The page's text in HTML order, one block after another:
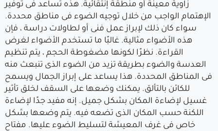
زاوية معينة أو منطقة إنتقائية. هذه تساعد فى توفير
الإهتمام الواجب من خلال توجيه الضوء فى مناطق محددة.
سواء كان ذلك لإبراز عمل فنى أو لطاولات دراسة ، فإن
هذه الأضواء مثالية. غالبًا ما تستخدم الأضواء لغرض
القراءة. نظرًا لكونها مضغوطة الحجم ، يتم تنظيم
العدسة والضوء بطريقة تزيد من الضوء الذى تنبعث منه
فى المناطق المحددة. هذا يساعد على إبراز الجمال ويسمح
للكائن بالتألق. يمكنك وضعها على السقف لخلق تأثير
غسيل لإضاءة المكان بشكل جميل. إنه مفيد جدًا لإضاءة
اللكنة حسب المكان الذى تضعه فيه. يتم وضعها بشكل
خاص فى غرف المعيشة لتسليط الضوء عليها. مفتاح